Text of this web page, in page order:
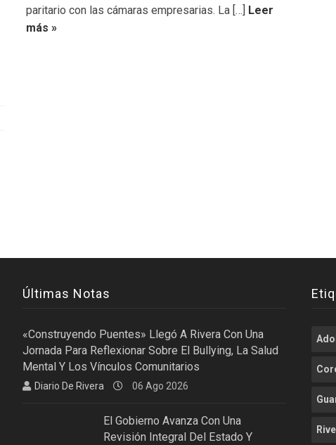
paritario con las cámaras empresarias. La […]
Leer
más »
Últimas Notas
«Construyendo Puentes» Llegó A Rivera Con Una
Jornada Para Reflexionar Sobre El Bullying, La Salud
Mental Y Los Vínculos Comunitarios
Diario De Rivera 06 Ago 2026
El Gobierno Avanza Con Una
Revisión Integral Del Estado Y